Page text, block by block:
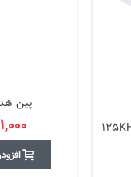
پین هدر